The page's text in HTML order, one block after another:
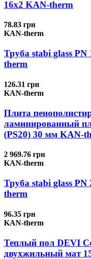
16x2 KAN-therm
78.83 грн
KAN-therm
Труба stabi glass
therm
126.31 грн
KAN-therm
Плита
ламинированный
(PS20) 30 мм KAN-
2 969.76 грн
KAN-therm
Труба stabi glass
therm
96.35 грн
KAN-therm
Теплый пол DEVI
двухжильный мат